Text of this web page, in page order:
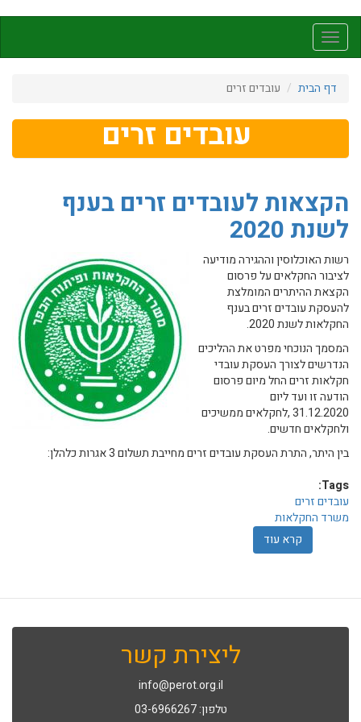
לתוכן
העיקריToggle
navigation
דף הבית
עובדים זרים
עובדים זרים
הקצאות לעובדים זרים בענף
לשנת 2020
רשות האוכלוסין וההגירה מודיעה
לציבור החקלאים על פרסום
הקצאת ההיתרים המומלצת
להעסקת עובדים זרים בענף
החקלאות לשנת 2020.
המסמך הנוכחי מפרט את ההליכים
הנדרשים לצורך העסקת עובדי
חקלאות זרים החל מיום פרסום
הודעה זו ועד ליום
31.12.2020 ,לחקלאים ממשיכים
ולחקלאים חדשים.
בין היתר, התרת העסקת עובדים זרים מחייבת תשלום 3 אגרות כלהלן:
Tags:
עובדים זרים
משרד החקלאות
קרא עוד
ליצירת קשר
info@perot.org.il
טלפון: 03-6966267